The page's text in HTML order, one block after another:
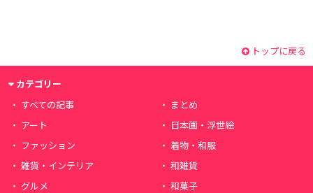
トップに戻る
カテゴリー
すべての記事
まとめ
アート
日本画・浮世絵
ファッション
着物・和服
雑貨・インテリア
和雑貨
グルメ
和菓子